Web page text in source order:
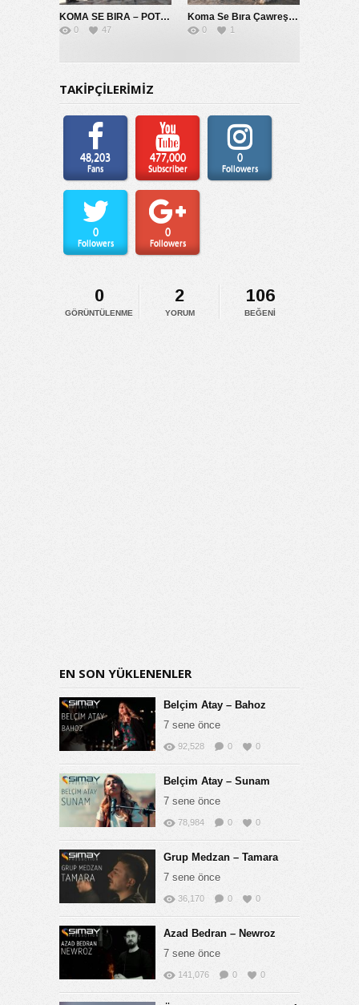
KOMA SE BIRA – POTPORİ 2014
0 47
Koma Se Bıra Çawreşamın
0 1
TAKİPÇİLERİMİZ
48,203
Fans
477,000
Subscriber
0
Followers
0
Followers
0
Followers
0
GÖRÜNTÜLENME
2
YORUM
106
BEĞENI
EN SON YÜKLENENLER
Belçim Atay – Bahoz
7 sene önce
92,528 0 0
Belçim Atay – Sunam
7 sene önce
78,984 0 0
Grup Medzan – Tamara
7 sene önce
36,170 0 0
Azad Bedran – Newroz
7 sene önce
141,076 0 0